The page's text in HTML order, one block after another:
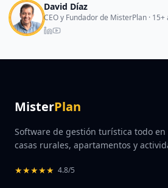
David Díaz
CEO y Fundador de MisterPlan ·
MisterPlan
Software de gestión turística todo
casas rurales, apartamentos y
★★★★★ 4.8/5